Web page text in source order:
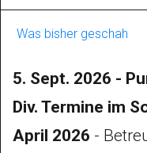
Pumptracks sind
Der grosse
sich einfach
Jugendliche
Was bisher geschah
5. Sept. 2026 -
Div. Termine im
April 2026 -